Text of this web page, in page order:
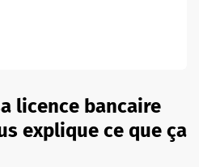
licence bancaire
explique ce que ça